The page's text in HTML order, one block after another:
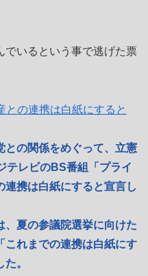
でいるという事で逃げた票
との連携は白紙にすると
との関係をめぐって、立憲
テレビのBS番組「プライ
連携は白紙にすると宣言し
、夏の参議院選挙に向けた
これまでの連携は白紙にす
。